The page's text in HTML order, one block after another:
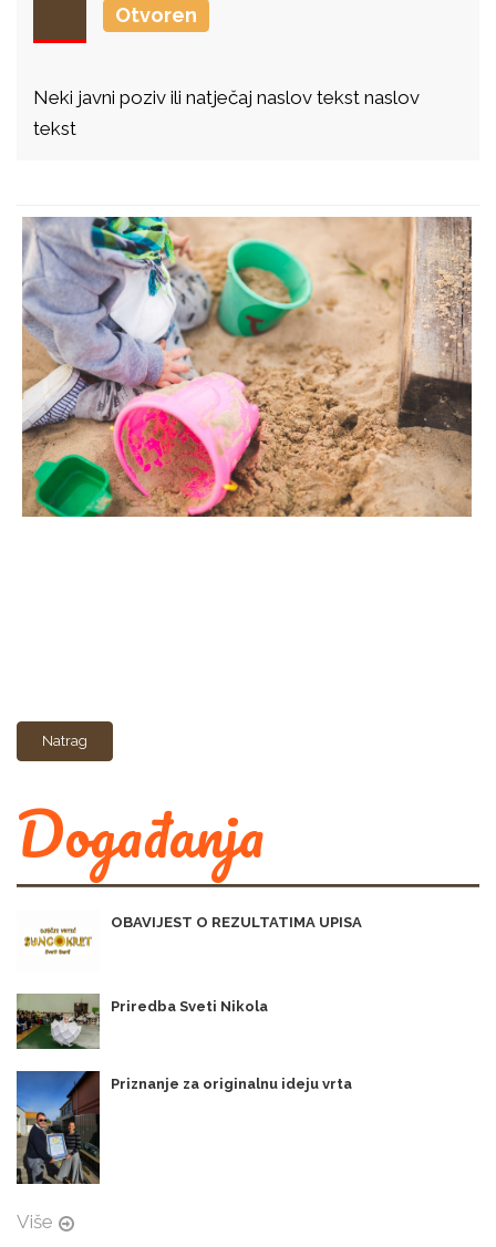
Otvoren
Neki javni poziv ili natječaj naslov tekst naslov
tekst
Natrag
Događanja
OBAVIJEST O REZULTATIMA UPISA
Priredba Sveti Nikola
Priznanje za originalnu ideju vrta
Više